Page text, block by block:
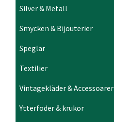
Silver & Metall
Smycken & Bijouterier
Speglar
Textilier
Vintagekläder & Accessoarer
Ytterfoder & krukor